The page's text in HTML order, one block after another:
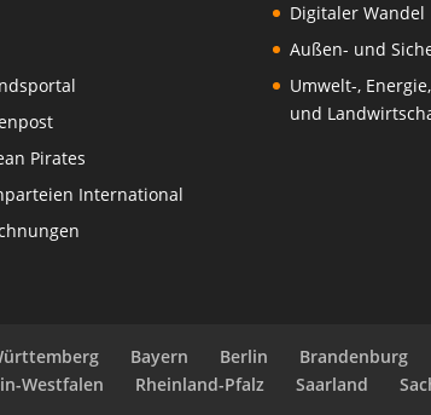
Pirates
International
Digitaler Wandel
Außen- und
Umwelt-,
und
Bayern Berlin Brandenburg
Westfalen
Rheinland-Pfalz Saarland